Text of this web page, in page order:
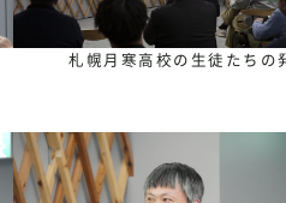
札幌月寒高校の生徒たちの